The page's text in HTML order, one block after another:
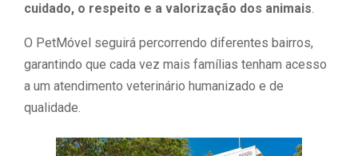
cuidado, o respeito e a valorização dos animais.
O PetMóvel seguirá percorrendo diferentes bairros,
garantindo que cada vez mais famílias tenham acesso
a um atendimento veterinário humanizado e de
qualidade.